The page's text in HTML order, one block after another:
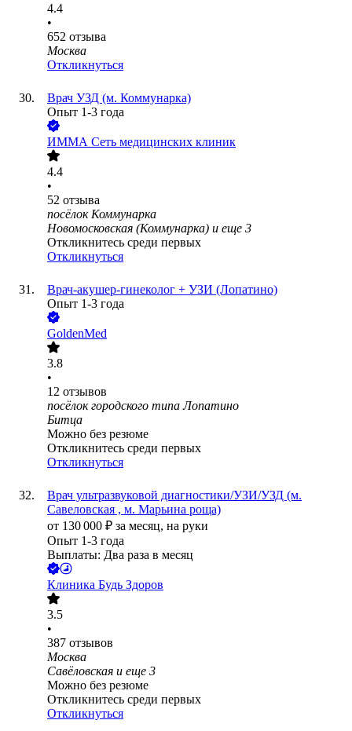
4.4
•
652 отзыва
Москва
Откликнуться
Врач УЗД (м. Коммунарка)
Опыт 1-3 года
ИММА Сеть медицинских клиник
4.4
•
52 отзыва
посёлок Коммунарка
Новомосковская (Коммунарка) и еще 3
Откликнитесь среди первых
Откликнуться
Врач-акушер-гинеколог + УЗИ (Лопатино)
Опыт 1-3 года
GoldenMed
3.8
•
12 отзывов
посёлок городского типа Лопатино
Битца
Можно без резюме
Откликнитесь среди первых
Откликнуться
Врач ультразвуковой диагностики/УЗИ/УЗД (м.
Савеловская , м. Марьина роща)
от 130 000 ₽ за месяц, на руки
Опыт 1-3 года
Выплаты: Два раза в месяц
Клиника Будь Здоров
3.5
•
387 отзывов
Москва
Савёловская и еще 3
Можно без резюме
Откликнитесь среди первых
Откликнуться